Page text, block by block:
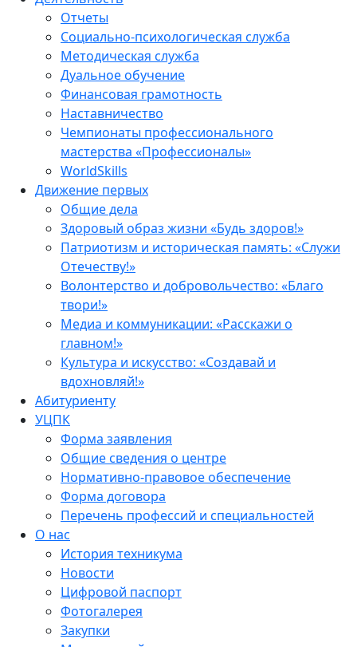
Отчеты
Социально-психологическая служба
Методическая служба
Дуальное обучение
Финансовая грамотность
Наставничество
Чемпионаты профессионального
мастерства «Профессионалы»
WorldSkills
Движение первых
Общие дела
Здоровый образ жизни «Будь здоров!»
Патриотизм и историческая память: «Служи
Отечеству!»
Волонтерство и добровольчество: «Благо
твори!»
Медиа и коммуникации: «Расскажи о
главном!»
Культура и искусство: «Создавай и
вдохновляй!»
Абитуриенту
УЦПК
Форма заявления
Общие сведения о центре
Нормативно-правовое обеспечение
Форма договора
Перечень профессий и специальностей
О нас
История техникума
Новости
Цифровой паспорт
Фотогалерея
Закупки